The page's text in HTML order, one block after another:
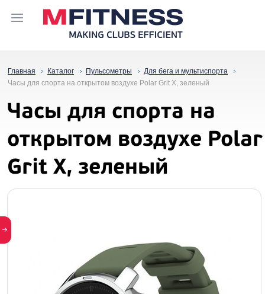
Главная Каталог Пульсометры
Для бега и мультиспорта
Часы для спорта на открытом воздухе Polar Grit X, зеленый
Часы для спорта на
открытом воздухе Polar
Grit X, зеленый